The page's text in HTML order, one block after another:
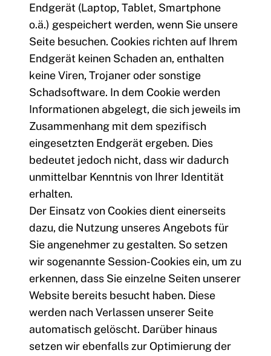
Endgerät (Laptop, Tablet, Smartphone
o.ä.) gespeichert werden, wenn Sie unsere
Seite besuchen. Cookies richten auf Ihrem
Endgerät keinen Schaden an, enthalten
keine Viren, Trojaner oder sonstige
Schadsoftware. In dem Cookie werden
Informationen abgelegt, die sich jeweils im
Zusammenhang mit dem spezifisch
eingesetzten Endgerät ergeben. Dies
bedeutet jedoch nicht, dass wir dadurch
unmittelbar Kenntnis von Ihrer Identität
erhalten.
Der Einsatz von Cookies dient einerseits
dazu, die Nutzung unseres Angebots für
Sie angenehmer zu gestalten. So setzen
wir sogenannte Session-Cookies ein, um zu
erkennen, dass Sie einzelne Seiten unserer
Website bereits besucht haben. Diese
werden nach Verlassen unserer Seite
automatisch gelöscht. Darüber hinaus
setzen wir ebenfalls zur Optimierung der